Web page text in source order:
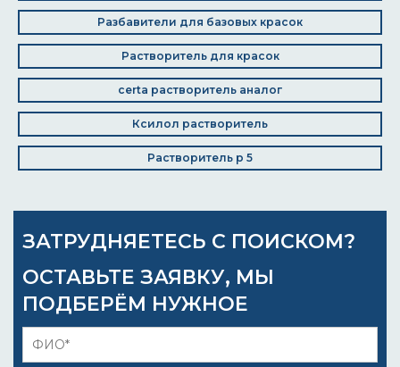
Разбавители для базовых красок
Растворитель для красок
certa растворитель аналог
Ксилол растворитель
Растворитель р 5
ЗАТРУДНЯЕТЕСЬ С ПОИСКОМ?
ОСТАВЬТЕ ЗАЯВКУ, МЫ
ПОДБЕРЁМ НУЖНОЕ